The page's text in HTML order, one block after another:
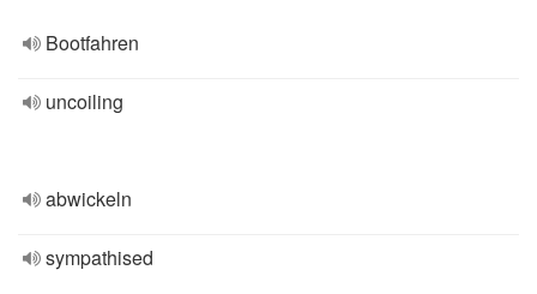
Bootfahren
uncoiling
abwickeln
sympathised